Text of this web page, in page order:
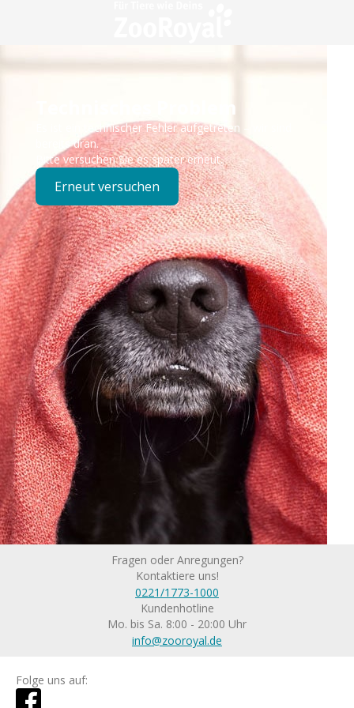
Technisches Problem
Es ist ein technischer Fehler aufgetreten – wir sind
bereits dran.
Bitte versuchen Sie es später erneut.
Erneut versuchen
Fragen oder Anregungen?
Kontaktiere uns!
0221/1773-1000
Kundenhotline
Mo. bis Sa. 8:00 - 20:00 Uhr
info@zooroyal.de
Folge uns auf: